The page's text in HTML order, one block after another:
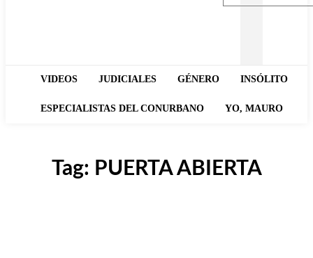
VIDEOS JUDICIALES GÉNERO INSÓLITO
ESPECIALISTAS DEL CONURBANO YO, MAURO
Tag: PUERTA ABIERTA